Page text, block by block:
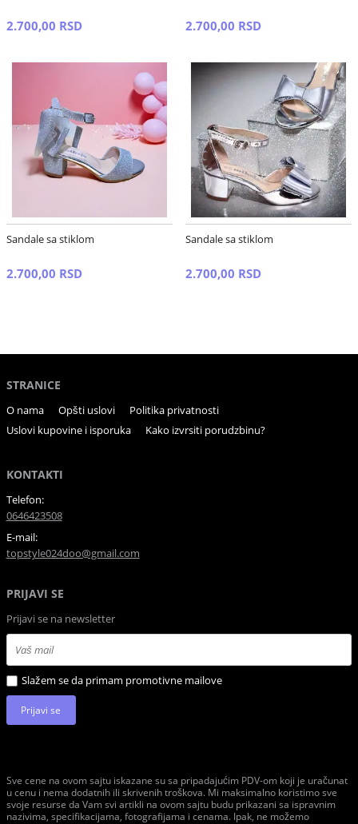
2.700,00 RSD 2.700,00 RSD
Sandale sa stiklom
2.700,00 RSD
Sandale sa stiklom
2.700,00 RSD
STRANICE
O nama Opšti uslovi
Politika privatnosti
Uslovi kupovine i isporuka
Kako izvrsiti porudzbinu?
KONTAKTI
Telefon:
0646423508
E-mail:
topstyle024doo@gmail.com
PRIJAVI SE
Prijavi se na newsletter
Slažem se da primam promotivne mailove
Prijavi se
Sve cene na ovom sajtu iskazane su sa pripadajućim PDV-om koji je uračunat
u cenu i nema dodatnih ili skrivenih troškova. Mi maksimalno koristimo sve
svoje resurse da Vam svi artikli na ovom sajtu budu prikazani sa ispravnim
nazivima, specifikacijama, fotografijama i cenama. Ipak, ne možemo